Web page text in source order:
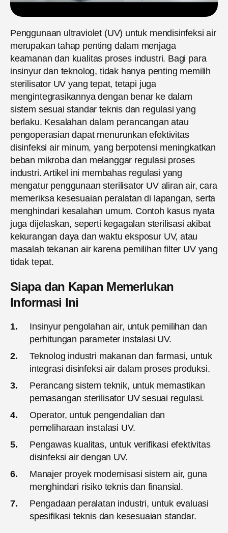
Penggunaan ultraviolet (UV) untuk mendisinfeksi air
merupakan tahap penting dalam menjaga
keamanan dan kualitas proses industri. Bagi para
insinyur dan teknolog, tidak hanya penting memilih
sterilisator UV yang tepat, tetapi juga
mengintegrasikannya dengan benar ke dalam
sistem sesuai standar teknis dan regulasi yang
berlaku. Kesalahan dalam perancangan atau
pengoperasian dapat menurunkan efektivitas
disinfeksi air minum, yang berpotensi meningkatkan
beban mikroba dan melanggar regulasi proses
industri. Artikel ini membahas regulasi yang
mengatur penggunaan sterilisator UV aliran air, cara
memeriksa kesesuaian peralatan di lapangan, serta
menghindari kesalahan umum. Contoh kasus nyata
juga dijelaskan, seperti kegagalan sterilisasi akibat
kekurangan daya dan waktu eksposur UV, atau
masalah tekanan air karena pemilihan filter UV yang
tidak tepat.
Siapa dan Kapan Memerlukan
Informasi Ini
Insinyur pengolahan air, untuk pemilihan dan
perhitungan parameter instalasi UV.
Teknolog industri makanan dan farmasi, untuk
integrasi disinfeksi air dalam proses produksi.
Perancang sistem teknik, untuk memastikan
pemasangan sterilisator UV sesuai regulasi.
Operator, untuk pengendalian dan
pemeliharaan instalasi UV.
Pengawas kualitas, untuk verifikasi efektivitas
disinfeksi air dengan UV.
Manajer proyek modernisasi sistem air, guna
menghindari risiko teknis dan finansial.
Pengadaan peralatan industri, untuk evaluasi
spesifikasi teknis dan kesesuaian standar.